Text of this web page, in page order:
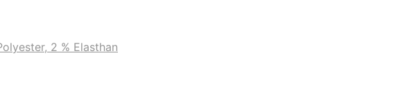
2 % Elasthan